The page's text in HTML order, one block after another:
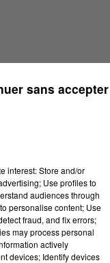
interest: Store and/or
Use profiles to
audiences through
personalise content; Use
fraud, and fix errors;
may process personal
actively
devices; Identify devices
sans accepter